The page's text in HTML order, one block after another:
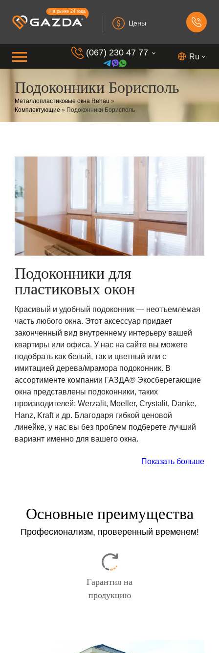
На рынке 24 года
Цены
(067) 230 47 77
(099) 230 73 37
(050) 230 7 337
(073) 230 7 337
Ru
Подоконники Борисполь
Металлопластиковые окна Rehau »
Комплектующие » Подоконники Борисполь
Подоконники для
пластиковых окон
Красивый и удобный подоконник — неотъемлемая
часть любого окна. Этот аксессуар придает
законченный вид внутреннему интерьеру вашей
квартиры или офиса. У нас на сайте вы можете
подобрать как белый, так и цветный или с
имитацией дерева/мрамора подоконник. В
ассортименте компании ГАЗДА® Экосберегающие
окна представлены подоконники, таких
производителей: Werzalit, Moeller, Crystalit, Danke,
Hanz, Kraft и др. Благодаря гибкой ценовой
линейке, у нас вы без проблем подберете лучший
вариант именно для вашего окна.
Показать больше
Основные преимущества
Професионализм, проверенный временем!
Гарантия на
продукцию